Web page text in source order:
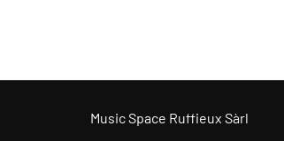
Music Space Ruffieux Sàrl